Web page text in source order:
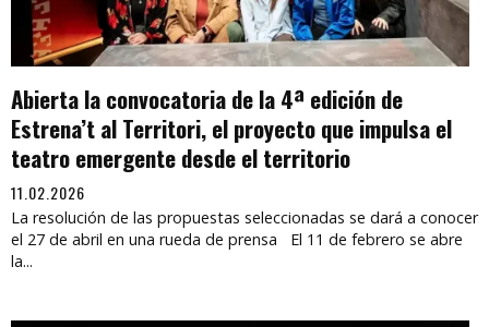
Abierta la convocatoria de la 4ª edición de
Estrena’t al Territori, el proyecto que impulsa el
teatro emergente desde el territorio
11.02.2026
La resolución de las propuestas seleccionadas se dará a conocer
el 27 de abril en una rueda de prensa El 11 de febrero se abre
la...